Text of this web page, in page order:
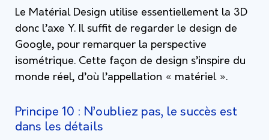
Le Matérial Design utilise essentiellement la 3D
donc l’axe Y. Il suffit de regarder le design de
Google, pour remarquer la perspective
isométrique. Cette façon de design s’inspire du
monde réel, d’où l’appellation « matériel ».
Principe 10 : N’oubliez pas, le succès est
dans les détails